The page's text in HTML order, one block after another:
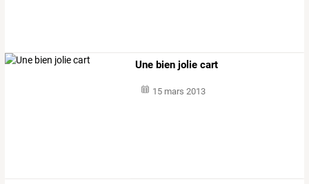
Une bien jolie cart
15 mars 2013